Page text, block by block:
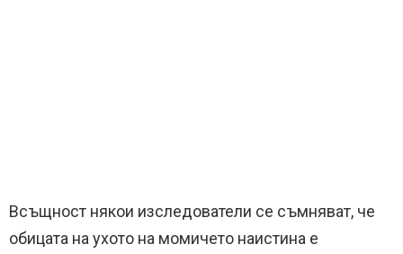
Всъщност някои изследователи се съмняват, че
обицата на ухото на момичето наистина е